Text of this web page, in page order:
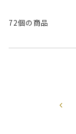
72個の商品
前